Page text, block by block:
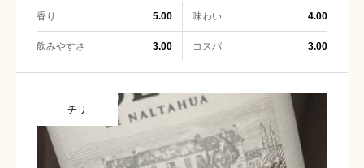
香り 5.00 味わい 4.00
飲みやすさ 3.00 コスパ 3.00
チリ